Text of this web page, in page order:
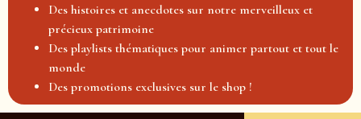
Des histoires et anecdotes sur notre merveilleux et
précieux patrimoine
Des playlists thématiques pour animer partout et tout le
monde
Des promotions exclusives sur le shop !